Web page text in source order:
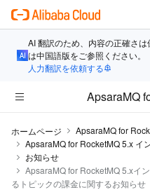
AI 翻訳のため、内容の正確さ
は中国語版をご参照ください。
人力翻訳を依頼する
ApsaraMQ
ホームページ
ApsaraMQ for
ApsaraMQ for RocketMQ 5.x イ
お知らせ
ApsaraMQ for RocketMQ 5.xイ
るトピックの課金に関するお知らせ